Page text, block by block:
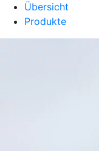
Übersicht
Produkte